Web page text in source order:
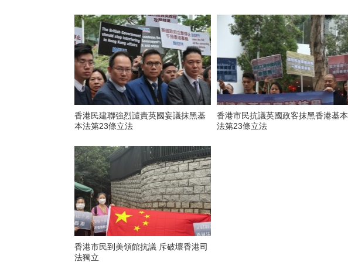
香港民建聯強烈譴責英國妄議抹黑基
本法第23條立法
香港市民抗議英國政客抹黑香港基本
法第23條立法
香港市民到美領館抗議 斥破壞香港司
法獨立